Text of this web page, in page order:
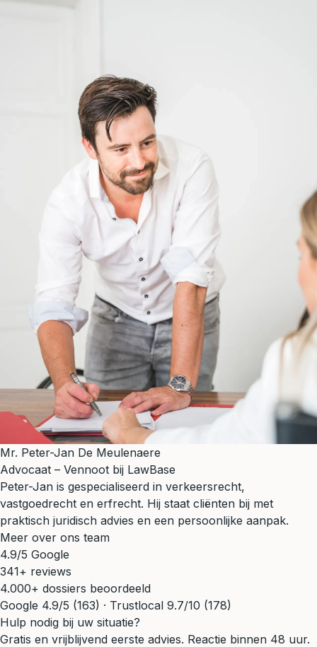
Mr. Peter-Jan De Meulenaere
Advocaat – Vennoot bij LawBase
Peter-Jan is gespecialiseerd in verkeersrecht,
vastgoedrecht en erfrecht. Hij staat cliënten bij met
praktisch juridisch advies en een persoonlijke aanpak.
Meer over ons team
4.9/5 Google
341+ reviews
4.000+ dossiers beoordeeld
Google 4.9/5 (163) · Trustlocal 9.7/10 (178)
Hulp nodig bij uw situatie?
Gratis en vrijblijvend eerste advies. Reactie binnen 48 uur.